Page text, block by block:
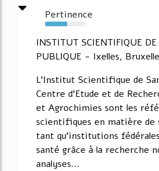
Pertinence
54%
INSTITUT SCIENTIFIQUE
PUBLIQUE - Ixelles,
L'Institut Scientifique de
Centre d'Etude et de
et Agrochimies sont les
scientifiques en matière de
tant qu'institutions
santé grâce à la recherche
analyses...